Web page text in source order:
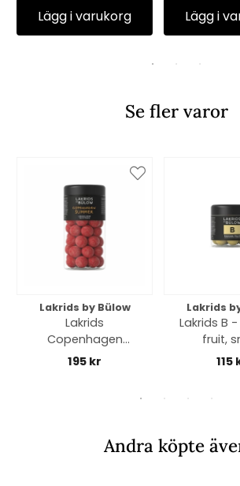
Lägg i varukorg Lägg i
Se fler varor
Lakrids by Bülow
Lakrids
Copenhagen
Summer, regular
195 kr
Lakrids
Lakrids B
fruit,
115
Andra köpte